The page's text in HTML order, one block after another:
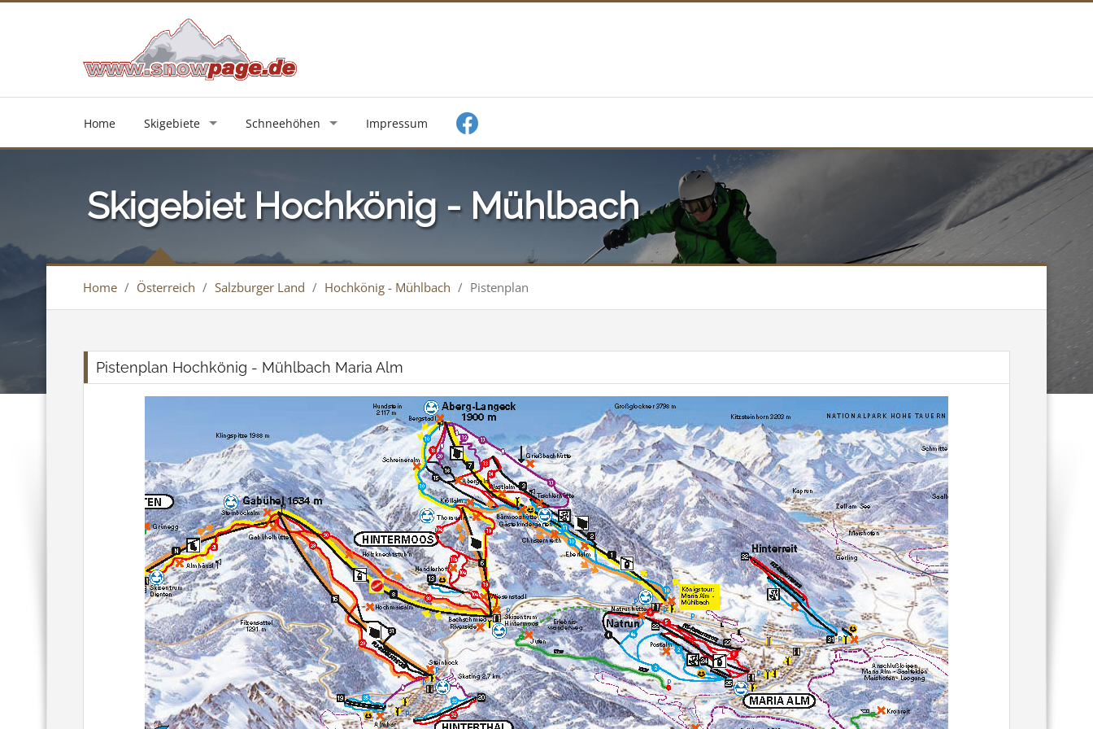
Home Skigebiete Schneehöhen Impressum
Skigebiet Hochkönig - Mühlbach
Home / Österreich / Salzburger Land / Hochkönig - Mühlbach / Pistenplan
Pistenplan Hochkönig - Mühlbach Maria Alm